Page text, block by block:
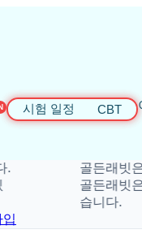
시험 일정 CBT
골든래빗은
골든래빗은
습니다.